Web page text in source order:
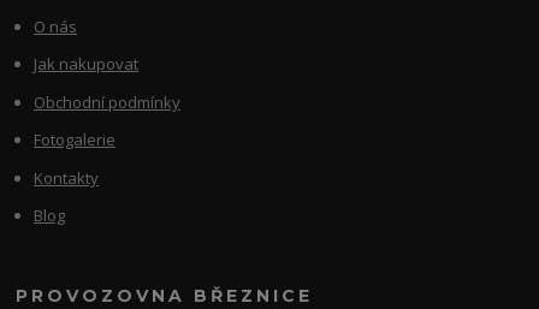
O nás
Jak nakupovat
Obchodní podmínky
Fotogalerie
Kontakty
Blog
PROVOZOVNA BŘEZNICE